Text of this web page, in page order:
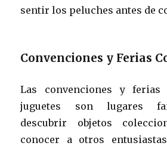
sentir los peluches antes de
Convenciones y Ferias
Las convenciones y ferias
juguetes son lugares
descubrir objetos
conocer a otros